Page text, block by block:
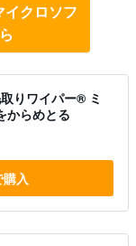
クロソフ
りワイパー® ミ
からめとる
入